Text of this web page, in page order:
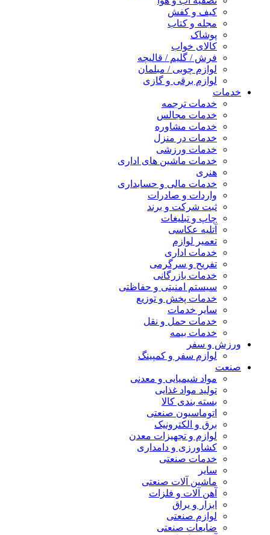
کیف و کفش
مجله و کتاب
پوشاک
کالای خواب
فرش / گلیم / قالیچه
لوازم چوبی / مبلمان
لوازم برقی و گازی
خدمات
خدمات ترجمه
خدمات مجالس
خدمات مشاوره
خدمات در منزل
خدمات ورزشی
خدمات ماشین های اداری
هنری
خدمات مالی و حسابداری
واردات و صادرات
ثبت شرکت و برند
چاپ و تبلیغات
آتلیه عکاسی
تعمیر لوازم
خدمات اداری
تفریح و سرگرمی
خدمات بازرگانی
سیستم امنیتی و حفاظتی
خدمات پخش و توزیع
سایر خدمات
خدمات حمل و نقل
خدمات بیمه
ورزش و سفر
لوازم سفر و کمپینگ
صنعت
مواد شیمیایی و معدنی
تولید مواد غذایی
بسته بندی کالا
اتوماسیون صنعتی
برق و الکترونیک
لوازم و تجهیزات معدن
کشاورزی و دامداری
خدمات صنعتی
سایر
ماشین آلات صنعتی
آهن آلات و فلزات
ابزار و یراق
لوازم صنعتی
ضایعات صنعتی